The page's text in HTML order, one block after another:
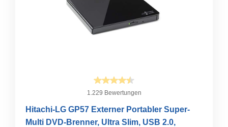
1.229 Bewertungen
Hitachi-LG GP57 Externer Portabler Super-
Multi DVD-Brenner, Ultra Slim, USB 2.0,